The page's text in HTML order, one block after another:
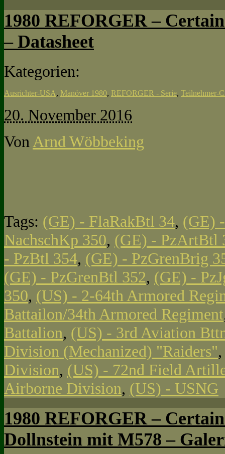
1980 REFORGER –
– Datasheet
Kategorien:
Ausrichter-USA, Manöver 1980, REFORGER - Serie, Teilnehmer-
20. November 2016
Von Arnd Wöbbeking
Tags: (GE) - FlaRakBtl 34, (GE)
NachschKp 350, (GE) - PzArtBtl
- PzBtl 354, (GE) - PzGrenBrig
(GE) - PzGrenBtl 352, (GE) -
350, (US) - 2-64th Armored
Battailon/34th Armored Regiment
Battalion, (US) - 3rd Aviation
Division (Mechanized) "Raiders"
Division, (US) - 72nd Field
Airborne Division, (US) - USNG
1980 REFORGER –
Dollnstein mit M578 –